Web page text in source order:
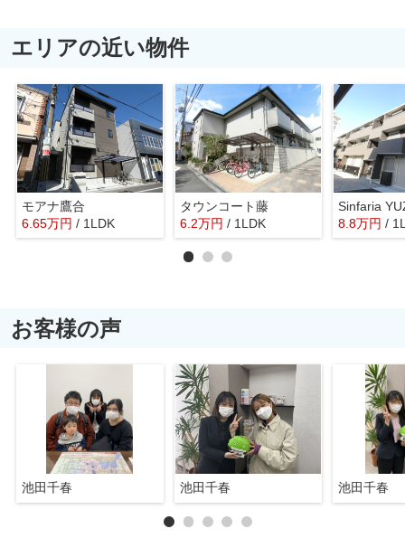
エリアの近い物件
モアナ鷹合
6.65万円 / 1LDK
タウンコート藤
6.2万円 / 1LDK
Sinfaria
8.8万円 /
お客様の声
池田千春 池田千春 池田千春